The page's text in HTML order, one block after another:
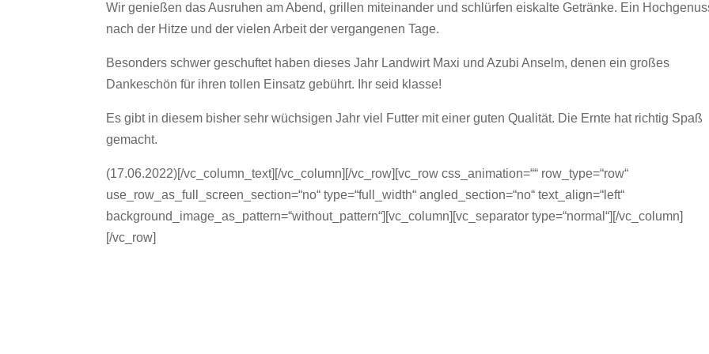
Wir genießen das Ausruhen am Abend, grillen miteinander und schlürfen eiskalte Getränke. Ein
nach der Hitze und der vielen Arbeit der vergangenen Tage.
Besonders schwer geschuftet haben dieses Jahr Landwirt Maxi und Azubi Anselm, denen ein großes
Dankeschön für ihren tollen Einsatz gebührt. Ihr seid klasse!
Es gibt in diesem bisher sehr wüchsigen Jahr viel Futter mit einer guten Qualität. Die Ernte hat richtig Spaß
gemacht.
(17.06.2022)[/vc_column_text][/vc_column][/vc_row][vc_row css_animation=““ row_type=“row“
use_row_as_full_screen_section=“no“ type=“full_width“ angled_section=“no“ text_align=“left“
background_image_as_pattern=“without_pattern“][vc_column][vc_separator type=“normal“][/vc_column]
[/vc_row]